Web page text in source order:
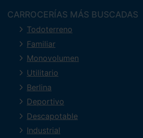
CARROCERÍAS MÁS BUSCADAS
Todoterreno
Familiar
Monovolumen
Utilitario
Berlina
Deportivo
Descapotable
Industrial